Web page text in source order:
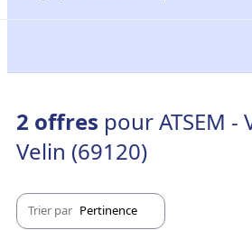
2 offres pour ATSEM -
Velin (69120)
Trier par Pertinence